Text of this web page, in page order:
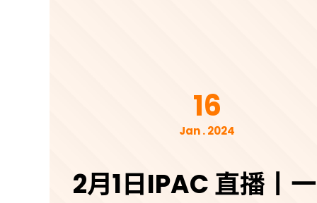
16
Jan . 2024
2月1日IPAC 直播丨